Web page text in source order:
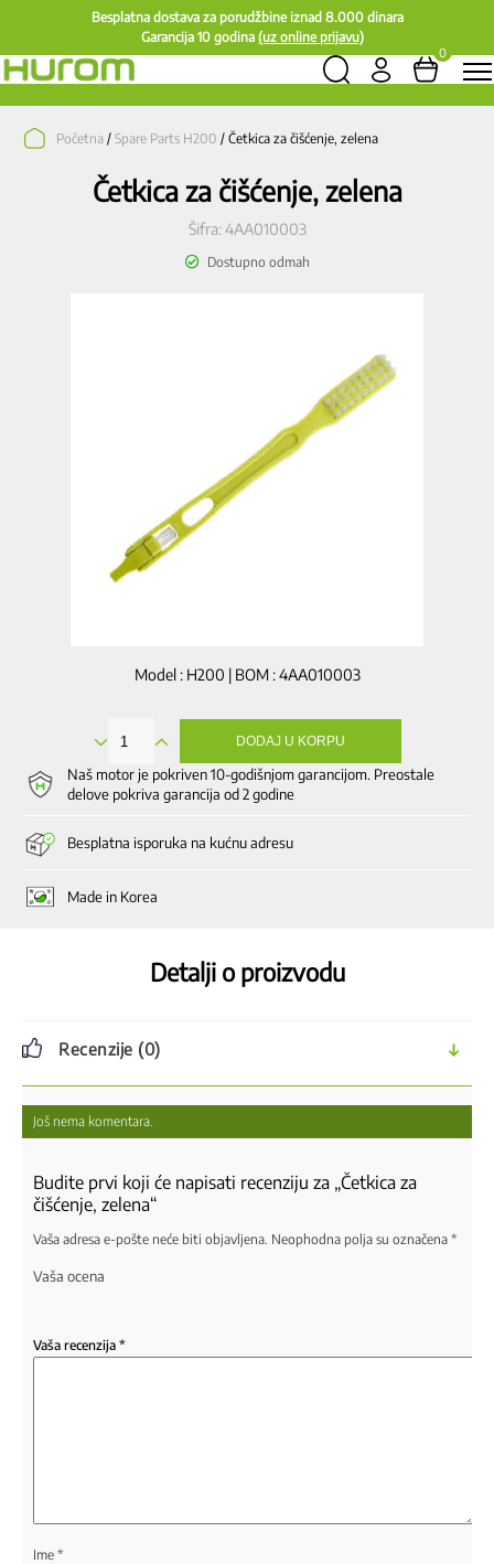
Besplatna dostava za porudžbine iznad 8.000 dinara
Garancija 10 godina (uz online prijavu)
0
Početna /Spare Parts H200 / Četkica za čišćenje, zelena
Četkica za čišćenje, zelena
Šifra:4AA010003
Model : H200 | BOM : 4AA010003
Četkica
za
čišćenje,
količina
DODAJ U KORPU
Naš motor je pokriven 10-godišnjom garancijom. Preostale
delove pokriva garancija od 2 godine
Besplatna isporuka na kućnu adresu
Made in Korea
Detalji o proizvodu
Recenzije (0)
Još nema komentara.
Budite prvi koji će napisati recenziju za „Četkica za
čišćenje, zelena“
Vaša adresa e-pošte neće biti objavljena. Neophodna polja su označena *
Vaša ocena
Vaša recenzija *
Ime *